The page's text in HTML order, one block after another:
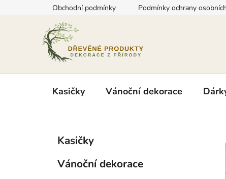
Obchodní podmínky Podmínky ochrany
Kasičky Vánoční dekorace
Přeskočit
kategorie
Kasičky
Vánoční dekorace